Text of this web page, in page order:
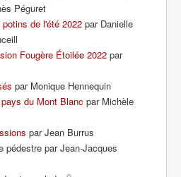
Péguret
potins de l'été 2022 par Danielle
Fougère Étoilée 2022 par
par Monique Hennequin
du Mont Blanc par Michèle
par Jean Burrus
pédestre par Jean-Jacques